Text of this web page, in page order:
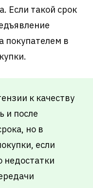
Если такой срок
покупателем в
к качеству
и после
но в
если
недостатки